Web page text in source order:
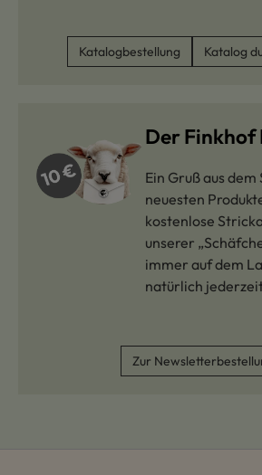
Katalogbestellung Katalog
Der
Ein Gruß aus
neuesten
kostenlose
unserer
immer auf dem
natürlich
Zur